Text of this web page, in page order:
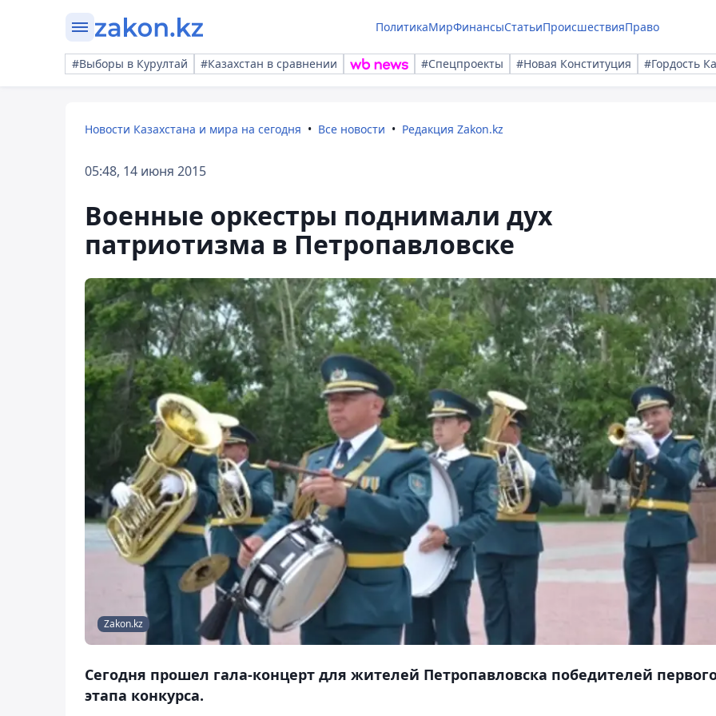
ПолитикаМирФинансыСтатьиПроисшествияПраво
#Выборы в Курултай #Казахстан в сравнении #Спецпроекты #Новая Конституция #Гордость
Новости Казахстана и мира на сегодня Все новости Редакция Zakon.kz
05:48, 14 июня 2015
Военные оркестры поднимали дух
патриотизма в Петропавловске
Zakon.kz
Сегодня прошел гала-концерт для жителей Петропавловска победителей
этапа конкурса.